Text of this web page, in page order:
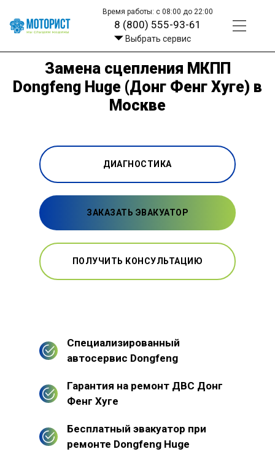
Время работы: с 08:00 до 22:00
8 (800) 555-93-61
Выбрать сервис
Замена сцепления МКПП
Dongfeng Huge (Донг Фенг Хуге) в
Москве
ДИАГНОСТИКА
ЗАКАЗАТЬ ЭВАКУАТОР
ПОЛУЧИТЬ КОНСУЛЬТАЦИЮ
Специализированный
автосервис Dongfeng
Гарантия на ремонт ДВС Донг
Фенг Хуге
Бесплатный эвакуатор при
ремонте Dongfeng Huge